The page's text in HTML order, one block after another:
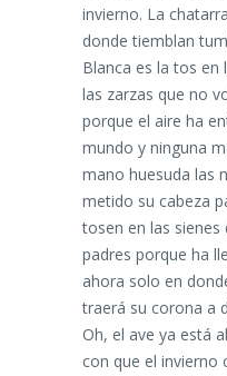
invierno. La
donde tiemblan
Blanca es la tos en
las zarzas que no
porque el aire ha
mundo y ninguna
mano huesuda las
metido su cabeza
tosen en las sienes
padres porque ha
ahora solo en
traerá su corona a
Oh, el ave ya está
con que el invierno